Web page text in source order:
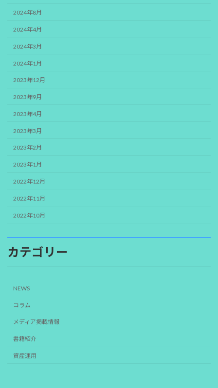
2024年8月
2024年4月
2024年3月
2024年1月
2023年12月
2023年9月
2023年4月
2023年3月
2023年2月
2023年1月
2022年12月
2022年11月
2022年10月
カテゴリー
NEWS
コラム
メディア掲載情報
書籍紹介
資産運用